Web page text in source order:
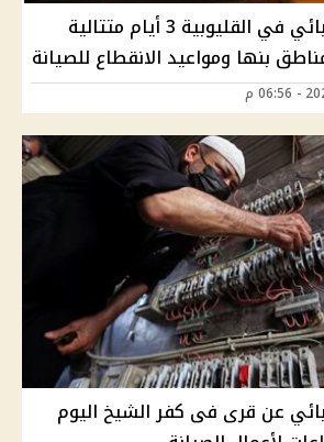
فصل التيار الكهربائي في القليوبية 3 أيام متتالية
بنها ومواعيد الانقطاع للصيانة
عن قرى فى كفر الشيخ اليوم